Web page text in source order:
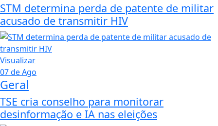
STM determina perda de patente de militar
acusado de transmitir HIV
Visualizar
07 de Ago
Geral
TSE cria conselho para monitorar
desinformação e IA nas eleições